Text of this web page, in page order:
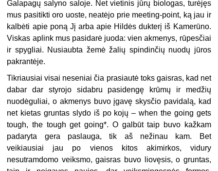
Galapagų salyno saloje. Net vietinis jūrų biologas, turėjęs
mus pasitikti oro uoste, neatėjo prie meeting-point, ką jau ir
kalbėti apie poną Jį arba apie Hildės dukterį iš Kamerūno.
Viskas aplink mus pasidarė juoda: vien akmenys, rūpesčiai
ir spygliai. Nusiaubta žemė žalių spindinčių nuodų jūros
pakrantėje.
Tikriausiai visai neseniai čia prasiautė toks gaisras, kad net
dabar dar styrojo sidabru pasidengę krūmų ir medžių
nuodėguliai, o akmenys buvo įgavę skysčio pavidalą, kad
net kietas gruntas slydo iš po kojų – when the going gets
tough, the tough get going*. O galbūt taip buvo kažkam
padaryta gera paslauga, tik aš nežinau kam. Bet
veikiausiai jau po vienos kitos akimirkos, vidury
nesutramdomo veiksmo, gaisras buvo liovęsis, o gruntas,